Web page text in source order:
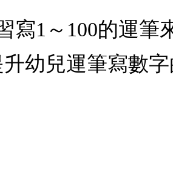
寫1～100的運筆
幼兒運筆寫數